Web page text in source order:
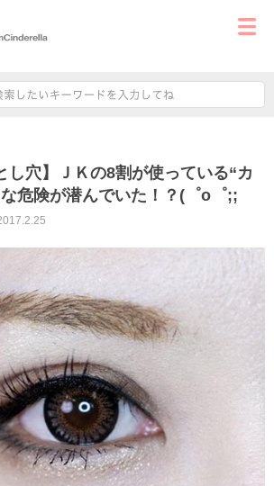
し穴】ＪＫの8割が使っている“カ
危険が潜んでいた！？(゜o゜;;